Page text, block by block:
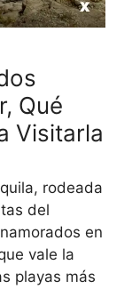
Qué
Visitarla
rodeada
del
en
vale la
playas más